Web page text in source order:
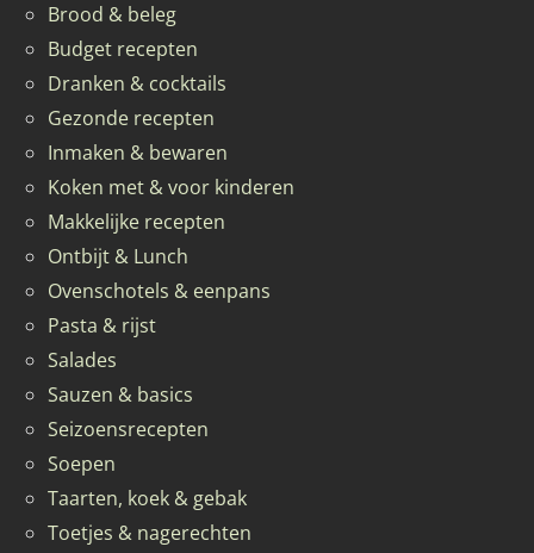
Brood & beleg
Budget recepten
Dranken & cocktails
Gezonde recepten
Inmaken & bewaren
Koken met & voor kinderen
Makkelijke recepten
Ontbijt & Lunch
Ovenschotels & eenpans
Pasta & rijst
Salades
Sauzen & basics
Seizoensrecepten
Soepen
Taarten, koek & gebak
Toetjes & nagerechten